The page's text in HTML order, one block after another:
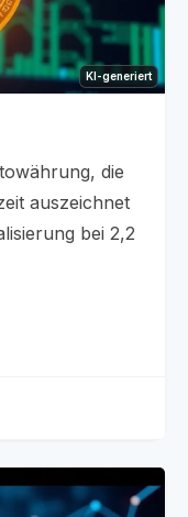
KI-generiert
die
auszeichnet
bei 2,2